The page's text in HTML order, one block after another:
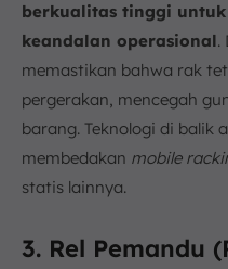
berkualitas tinggi
keandalan operasional.
memastikan bahwa rak
pergerakan, mencegah
barang. Teknologi di balik
membedakan mobile
statis lainnya.
3. Rel Pemandu